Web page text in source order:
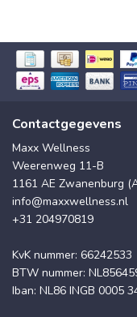
Contactgegevens
Maxx Wellness
Weerenweg 11-B
1161 AE Zwanenburg
info@maxxwellness.nl
+31 204970819
KvK nummer: 66242533
BTW nummer:
Iban: NL86 INGB 0005